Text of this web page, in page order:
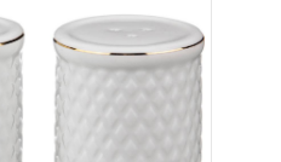
вкус